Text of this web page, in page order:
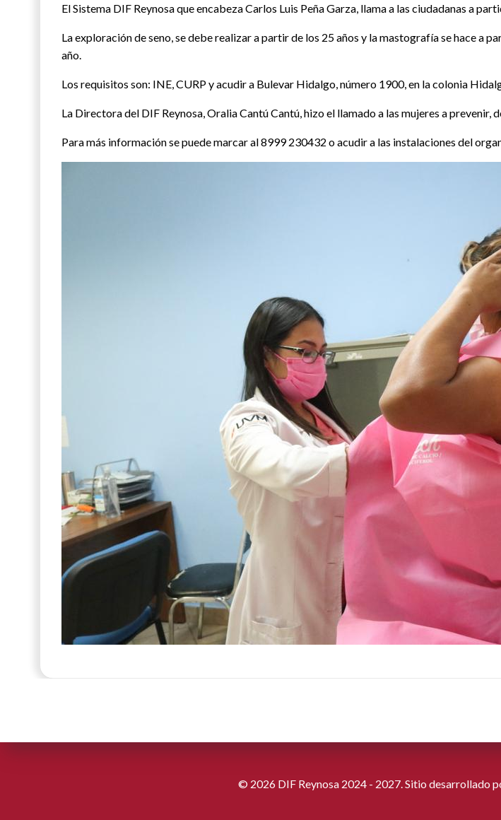
El Sistema DIF Reynosa que encabeza Carlos Luis Peña Garza, llama a las ciudadanas a
La exploración de seno, se debe realizar a partir de los 25 años y la mastografía se hace a
año.
Los requisitos son: INE, CURP y acudir a Bulevar Hidalgo, número 1900, en la colonia
La Directora del DIF Reynosa, Oralia Cantú Cantú, hizo el llamado a las mujeres a prevenir,
Para más información se puede marcar al 8999 230432 o acudir a las instalaciones del
© 2026 DIF Reynosa 2024 - 2027. Sitio desarrollado